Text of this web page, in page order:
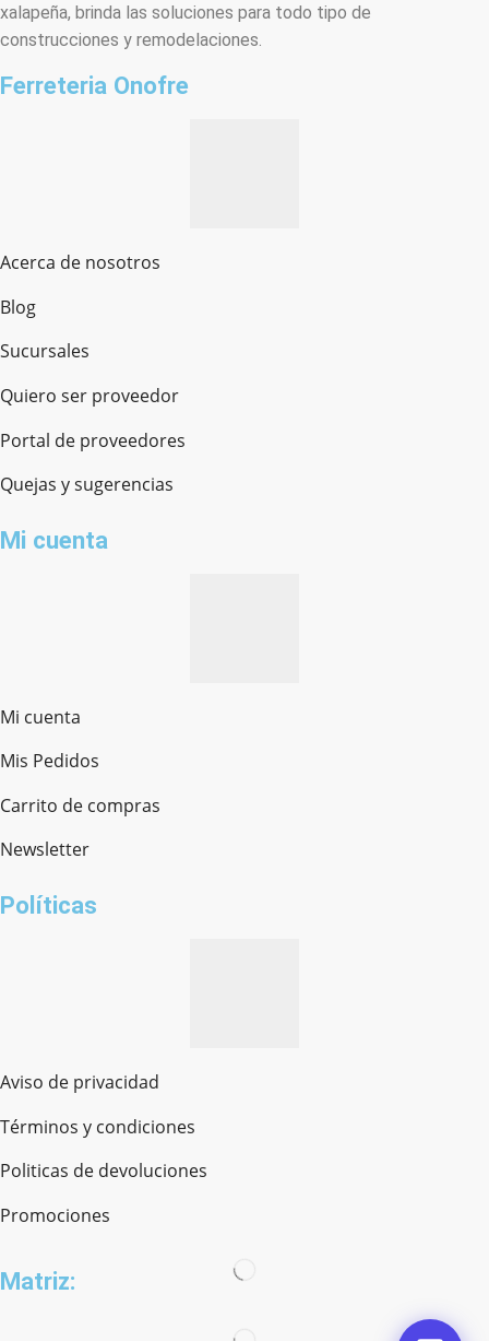
xalapeña, brinda las soluciones para todo tipo de
construcciones y remodelaciones.
Ferreteria Onofre
Acerca de nosotros
Blog
Sucursales
Quiero ser proveedor
Portal de proveedores
Quejas y sugerencias
Mi cuenta
Mi cuenta
Mis Pedidos
Carrito de compras
Newsletter
Políticas
Aviso de privacidad
Términos y condiciones
Politicas de devoluciones
Promociones
Matriz: